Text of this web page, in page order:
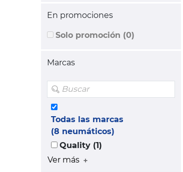
En promociones
Solo promoción (0)
Marcas
Todas las marcas
(8 neumáticos)
Quality (1)
Ver más